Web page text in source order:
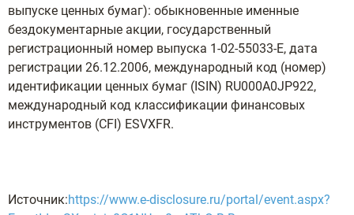
выпуске ценных бумаг): обыкновенные именные
бездокументарные акции, государственный
регистрационный номер выпуска 1-02-55033-E, дата
регистрации 26.12.2006, международный код (номер)
идентификации ценных бумаг (ISIN) RU000A0JP922,
международный код классификации финансовых
инструментов (CFI) ESVXFR.
Источник:https://www.e-disclosure.ru/portal/event.aspx?